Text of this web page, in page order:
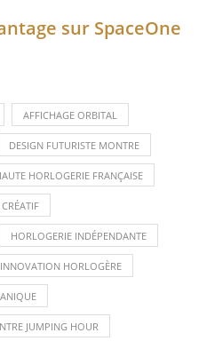
sur SpaceOne
AFFICHAGE ORBITAL
DESIGN FUTURISTE MONTRE
HORLOGERIE FRANÇAISE
HORLOGERIE INDÉPENDANTE
INNOVATION HORLOGÈRE
JUMPING HOUR